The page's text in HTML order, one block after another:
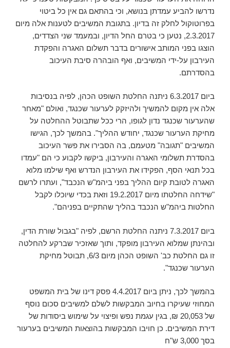
נדרשו להביע עמדתן בנושא, וכי בהתאם גם אין כל ביטוי
בפרוטוקול לחלק זה בדיון. בתגובת המשיבים לטענות אלה מיום
2.3.2017, נטען כי בטרם החל הדיון, ובמעמד שני הצדדים,
הוצגו בפני המותב אישורים בדבר תשלום האגרה והפקדת
העירבון על-ידי המשיבים, ואף הובהרה סיבת העיכוב
בהסדרתם.
ביום 6.3.2017 ניתנה החלטת השופט הכהן, לפיה בנסיבות
אלה אין מקום להמשיך ולהיזקק לערעור שכנגד, ואולם "מאחר
שהערעור שכנגד נדון לגופו, הרי ככל שתבוטל ההחלטה על
מחיקת הערעור שכנגד, יחודש ההליך". בהמשך לכך, הגישו
המשיבים "תגובה" מטעמם, בה הסבירו את פשר העיכוב
בהסדרת תשלומי האגרה והעירבון, ביקשו לקבוע כי הם "עמדו
בכל תנאי הסף, הפקידו את העירבון הנדרש ואף שילמו מלוא
האגרה לטובת קיום ההליך בפני ביהמ"ש הנכבד", ועתרו לרשם
"שידחה החלטתו מיום 19.2.2017 וזאת בכדי שיוכלו לקבל
החלטות ביהמ"ש הנכבד בהליך שהתקיים בפניהם".
ביום 7.3.2017 ניתנה החלטת הרשם, לפיה "בגבול שורת הדין,
ובהינתן שמלוא העירבון מופקד, ותוך שאזכיר שברקע להחלטה
זו גם החלטת כב' השופט הכהן מיום 6/3, תבוטל מחיקת
הערעור שכנגד".
בהמשך לכך, ניתן ביום 4.4.2017 פסק דינו של בית המשפט
המחוזי שעיקרו בחיוב המבקשות לשלם למשיבים סכום נוסף
של 20,053 ₪, בגין עגמת נפש ופיצוי על שימוש ביסודות של
דירת המשיבים. כן חויבו המבקשות בהוצאות המשיבים בערעור
בסך 3,000 ש"ח